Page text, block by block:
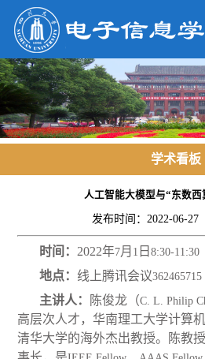
学术看板
人工智能大模型与“东数
发布时间：2022-06-27
时间： 2022年7月 1 日8:30-11:30
地点： 线上腾讯会议362465715
主讲人： 陈俊龙（C. L. Philip
高层次人才，华南理工大学计算
清华大学的海外杰出教授。陈教